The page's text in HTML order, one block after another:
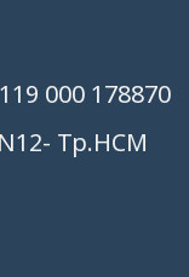
000 178870
Tp.HCM